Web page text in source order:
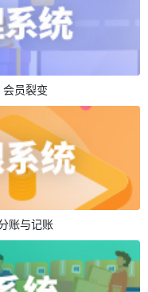
员裂变
账与记账